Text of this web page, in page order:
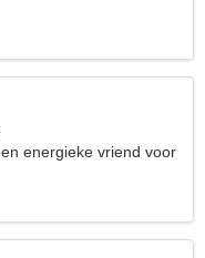
energieke vriend voor